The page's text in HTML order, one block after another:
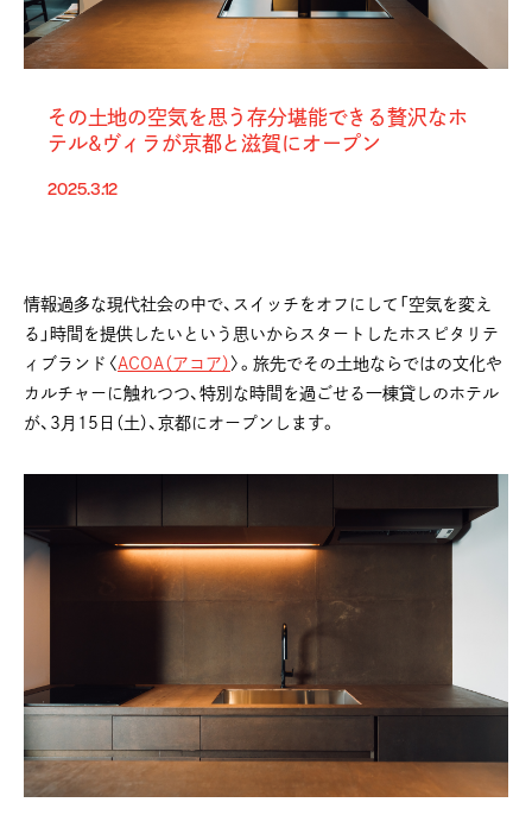
その土地の空気を思う存分堪能できる贅沢なホ
テル&ヴィラが京都と滋賀にオープン
2025.3.12
情報過多な現代社会の中で、スイッチをオフにして「空気を変え
る」時間を提供したいという思いからスタートしたホスピタリテ
ィブランド〈 ACOA（アコア） 〉。旅先でその土地ならではの文化や
カルチャーに触れつつ、特別な時間を過ごせる一棟貸しのホテル
が、3月15日（土）、京都にオープンします。